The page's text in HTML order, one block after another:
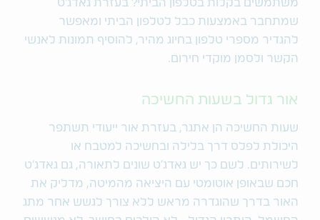
משתמשים בקלות בטלפון הביתי? בעזרת גאדג'ט
שמתחבר באמצעות כבל לטלפון הביתי ומאפשר
להגדיר מספרי טלפון בחיוג מהיר, להוסיף תמונות לאנשי
הקשר ולסמן מוקדי חירום.
אור גדול בשעות החשיכה
שעות החשיכה הן אתגר, בעזרת אור ייעודי תשתפר
היכולת לפלס דרך בלילה ובחשיכה למטבח או
לשירותים. לשם כך יש גאדג'ט שונים לתאורה, גם גאדג'ט
חכם שבאופן אוטומטי עם היציאה מהמיטה, מדליק את
האור בדרך שהוגדרה מראש ללא צורך לגשש אחר מתג